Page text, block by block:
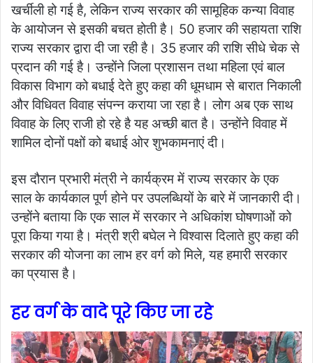
खर्चीली हो गई है, लेकिन राज्य सरकार की सामूहिक कन्या विवाह
के आयोजन से इसकी बचत होती है। 50 हजार की सहायता राशि
राज्य सरकार द्वारा दी जा रही है। 35 हजार की राशि सीधे चेक से
प्रदान की गई है। उन्होंने जिला प्रशासन तथा महिला एवं बाल
विकास विभाग को बधाई देते हुए कहा की धूमधाम से बारात निकाली
और विधिवत विवाह संपन्न कराया जा रहा है। लोग अब एक साथ
विवाह के लिए राजी हो रहे है यह अच्छी बात है। उन्होंने विवाह में
शामिल दोनों पक्षों को बधाई ओर शुभकामनाएं दी।
इस दौरान प्रभारी मंत्री ने कार्यक्रम में राज्य सरकार के एक
साल के कार्यकाल पूर्ण होने पर उपलब्धियों के बारे में जानकारी दी।
उन्होंने बताया कि एक साल में सरकार ने अधिकांश घोषणाओं को
पूरा किया गया है। मंत्री श्री बघेल ने विश्वास दिलाते हुए कहा की
सरकार की योजना का लाभ हर वर्ग को मिले, यह हमारी सरकार
का प्रयास है।
हर वर्ग के वादे पूरे किए जा रहे